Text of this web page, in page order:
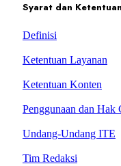
Syarat dan Ketentuan
Definisi
Ketentuan Layanan
Ketentuan Konten
Penggunaan dan Hak
Undang-Undang ITE
Tim Redaksi